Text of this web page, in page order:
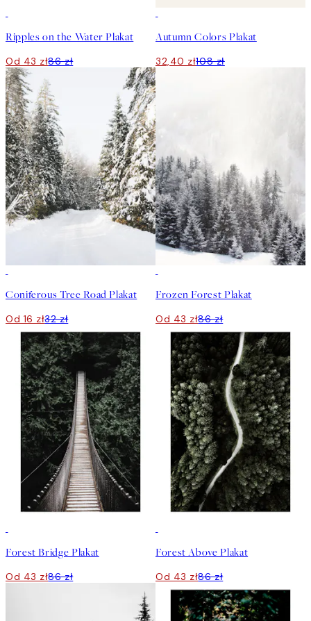
Ripples on the Water Plakat
Od 43 zł86 zł
Autumn Colors Plakat
32,40 zł108 zł
Coniferous Tree Road Plakat
Od 16 zł32 zł
Frozen Forest Plakat
Od 43 zł86 zł
Forest Bridge Plakat
Od 43 zł86 zł
Forest Above Plakat
Od 43 zł86 zł